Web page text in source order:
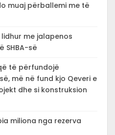
muaj përballemi me të
me jalapenos
SHBA-së
të përfundojë
më në fund kjo Qeveri e
dhe si konstruksion
miliona nga rezerva